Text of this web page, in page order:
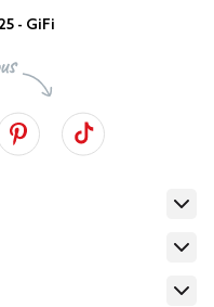
- GiFi